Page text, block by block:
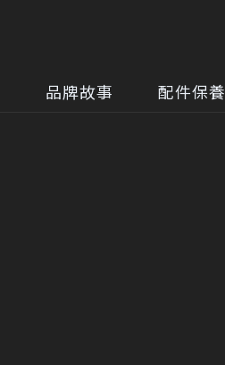
品牌故事 配件保養